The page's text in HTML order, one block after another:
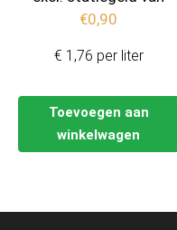
€0,90
Toevoegen aan
winkelwagen
€ 1,76 per liter